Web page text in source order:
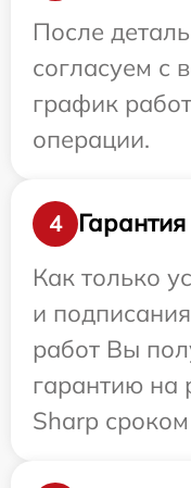
После
согласуем с
график
операции.
4
Гарантия
Как только
и
работ Вы
гарантию на
Sharp